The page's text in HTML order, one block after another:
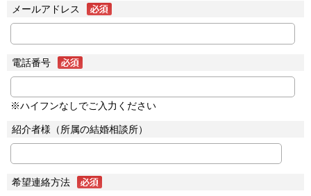
メールアドレス
電話番号
※ハイフンなしでご入力ください
紹介者様（所属の結婚相談所）
希望連絡方法